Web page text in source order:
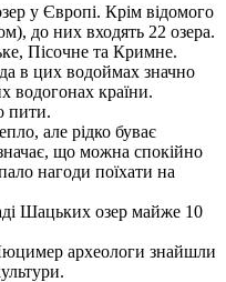
у Європі. Крім відомого
до них входять 22 озера.
Пісочне та Кримне.
в цих водоймах значно
водогонах країни.
пити.
але рідко буває
що можна спокійно
нагоди поїхати на
Шацьких озер майже 10
археологи знайшли